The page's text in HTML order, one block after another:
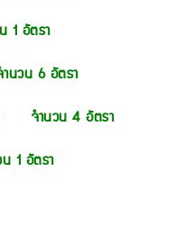
1 อัตรา
วน 6 อัตรา
ง จำนวน 4 อัตรา
1 อัตรา